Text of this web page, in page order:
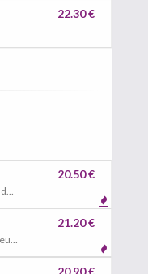
22.30 €
Blancs De Poulet Cuits Avec Une Sauce Vindaloo Très Piquante, Poivrons, Oignons, Tomates
20.50 €
Poulet Tikka Cuit Avec Une Sauce Masala Peu Piquante, Poivrons, Oignons, Tomates
21.20 €
20.90 €